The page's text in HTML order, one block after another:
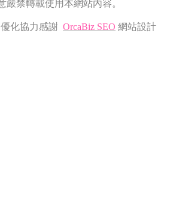
嚴禁轉載使用本網站內容。
化協力感謝 OrcaBiz SEO 網站設計